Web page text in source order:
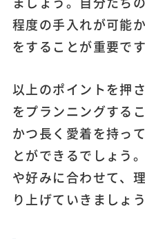
程度の手入れが可能
をすることが重要です
以上のポイントを押
をプランニングする
かつ長く愛着を持っ
とができるでしょう
や好みに合わせて、
り上げていきましょう